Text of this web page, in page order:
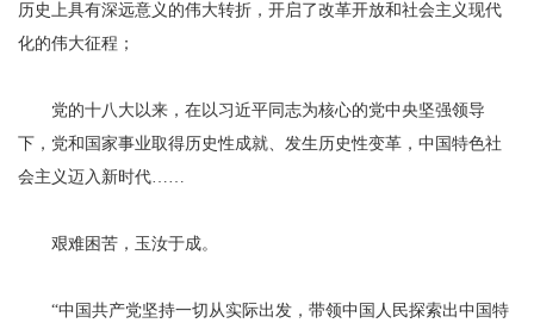
历史上具有深远意义的伟大转折，开启了改革开放和社会主义现代
化的伟大征程；
党的十八大以来，在以习近平同志为核心的党中央坚强领导
下，党和国家事业取得历史性成就、发生历史性变革，中国特色社
会主义迈入新时代……
艰难困苦，玉汝于成。
“中国共产党坚持一切从实际出发，带领中国人民探索出中国特